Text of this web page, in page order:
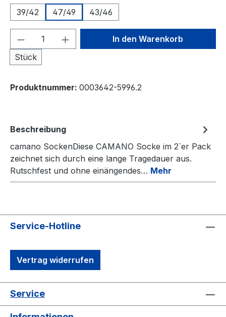
39/42
47/49 43/46
Produkt Anzahl: Gib den
Stück
In den Warenkorb
Produktnummer: 0003642-5996.2
Beschreibung
camano SockenDiese CAMANO Socke im 2`er Pack
zeichnet sich durch eine lange Tragedauer aus.
Rutschfest und ohne einängendes… Mehr
Service-Hotline
Vertrag widerrufen
Service